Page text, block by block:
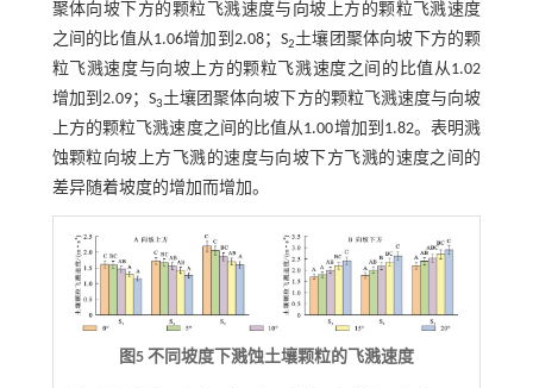
聚体向坡下方的颗粒飞溅速度与向坡上方的颗粒飞溅速度
之间的比值从1.06增加到2.08；S2土壤团聚体向坡下方的颗
粒飞溅速度与向坡上方的颗粒飞溅速度之间的比值从1.02
增加到2.09；S3土壤团聚体向坡下方的颗粒飞溅速度与向坡
上方的颗粒飞溅速度之间的比值从1.00增加到1.82。表明溅
蚀颗粒向坡上方飞溅的速度与向坡下方飞溅的速度之间的
差异随着坡度的增加而增加。
图5 不同坡度下溅蚀土壤颗粒的飞溅速度